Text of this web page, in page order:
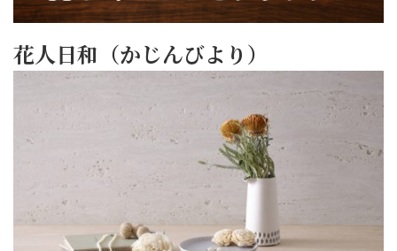
花人日和（かじんびより）